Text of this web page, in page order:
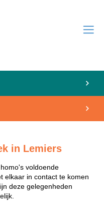
in Lemiers
voldoende
elkaar in contact te komen
deze gelegenheden